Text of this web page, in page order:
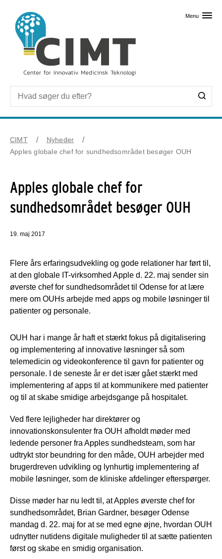
Menu
CIMT
Nyheder
Apples globale chef for sundhedsområdet besøger OUH
Apples globale chef for
sundhedsområdet besøger OUH
19. maj 2017
Flere års erfaringsudvekling og gode relationer har ført til,
at den globale IT-virksomhed Apple d. 22. maj sender sin
øverste chef for sundhedsområdet til Odense for at lære
mere om OUHs arbejde med apps og mobile løsninger til
patienter og personale.
OUH har i mange år haft et stærkt fokus på digitalisering
og implementering af innovative løsninger så som
telemedicin og videokonference til gavn for patienter og
personale. I de seneste år er det især gået stærkt med
implementering af apps til at kommunikere med patienter
og til at skabe smidige arbejdsgange på hospitalet.
Ved flere lejligheder har direktører og
innovationskonsulenter fra OUH afholdt møder med
ledende personer fra Apples sundhedsteam, som har
udtrykt stor beundring for den måde, OUH arbejder med
brugerdreven udvikling og lynhurtig implementering af
mobile løsninger, som de kliniske afdelinger efterspørger.
Disse møder har nu ledt til, at Apples øverste chef for
sundhedsområdet, Brian Gardner, besøger Odense
mandag d. 22. maj for at se med egne øjne, hvordan OUH
udnytter nutidens digitale muligheder til at sætte patienten
først og skabe en smidig organisation.